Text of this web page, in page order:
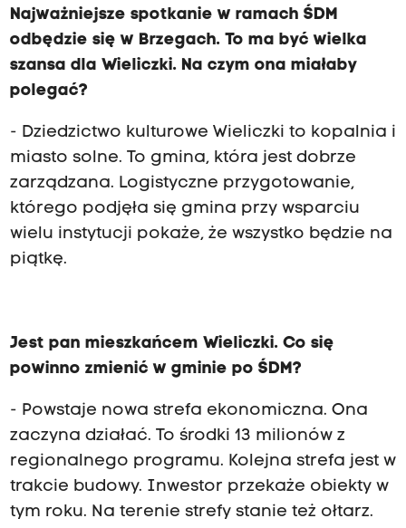
Najważniejsze spotkanie w ramach ŚDM
odbędzie się w Brzegach. To ma być wielka
szansa dla Wieliczki. Na czym ona miałaby
polegać?
- Dziedzictwo kulturowe Wieliczki to kopalnia i
miasto solne. To gmina, która jest dobrze
zarządzana. Logistyczne przygotowanie,
którego podjęła się gmina przy wsparciu
wielu instytucji pokaże, że wszystko będzie na
piątkę.
Jest pan mieszkańcem Wieliczki. Co się
powinno zmienić w gminie po ŚDM?
- Powstaje nowa strefa ekonomiczna. Ona
zaczyna działać. To środki 13 milionów z
regionalnego programu. Kolejna strefa jest w
trakcie budowy. Inwestor przekaże obiekty w
tym roku. Na terenie strefy stanie też ołtarz.